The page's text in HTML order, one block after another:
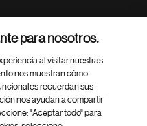
para nosotros.
al visitar nuestras
nos muestran cómo
recuerdan sus
nos ayudan a compartir
"Aceptar todo" para